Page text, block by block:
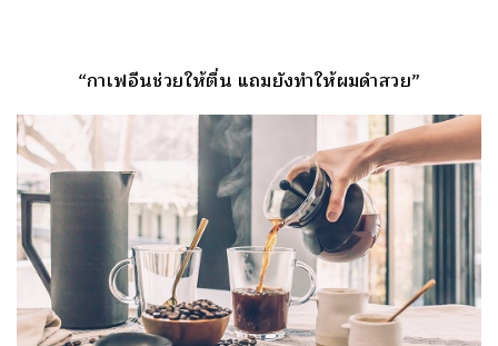
“กาเฟอีนช่วยให้ตื่น แถมยังทำให้ผมดำสวย”